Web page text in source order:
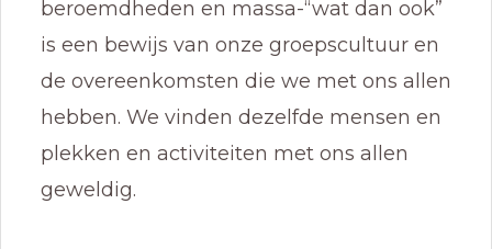
beroemdheden en massa-“wat dan ook”
is een bewijs van onze groepscultuur en
de overeenkomsten die we met ons allen
hebben. We vinden dezelfde mensen en
plekken en activiteiten met ons allen
geweldig.